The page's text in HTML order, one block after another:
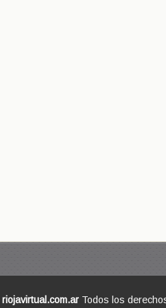
riojavirtual.com.ar Todos los